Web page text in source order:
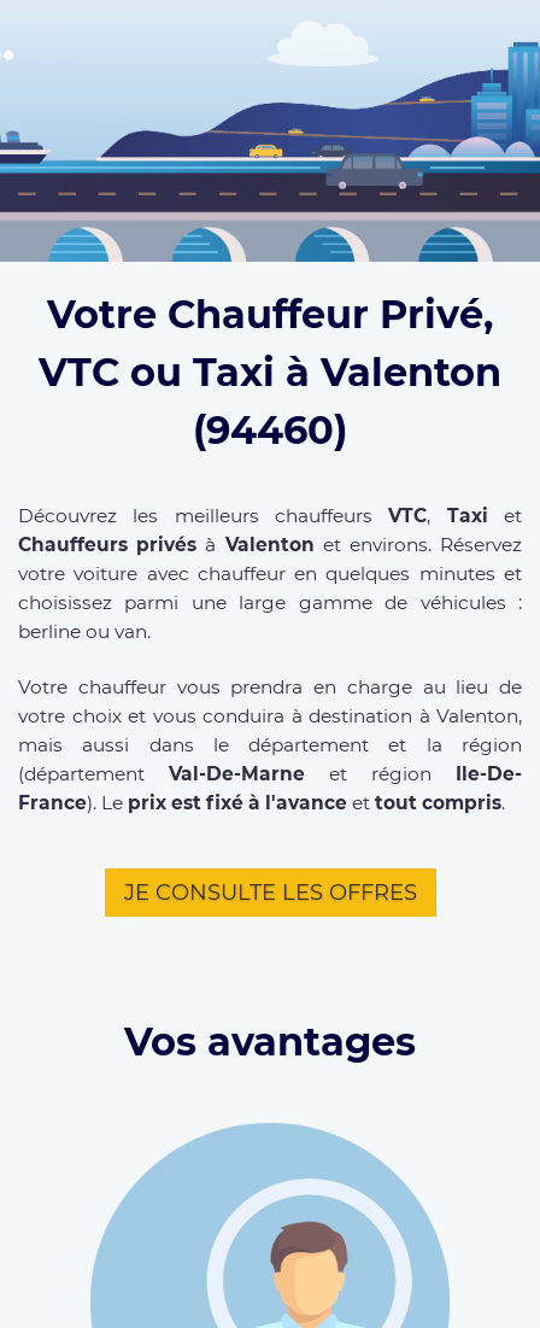
Votre Chauffeur Privé,
VTC ou Taxi à Valenton
(94460)
Découvrez les meilleurs chauffeursVTC, Taxi et
Chauffeurs privés à Valenton et environs. Réservez
votre voiture avec chauffeur en quelques minutes et
choisissez parmi une large gamme de véhicules :
berline ou van.
Votre chauffeur vous prendra en charge au lieu de
votre choix et vous conduira à destination à Valenton,
mais aussi dans le département et la région
(département Val-De-Marne et région Ile-De-
France). Le prix est fixé à l'avance et tout compris.
JE CONSULTE LES OFFRES
Vos avantages